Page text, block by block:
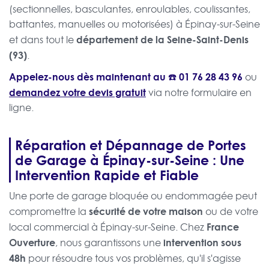
(sectionnelles, basculantes, enroulables, coulissantes,
battantes, manuelles ou motorisées) à Épinay-sur-Seine
et dans tout ledépartement de la Seine-Saint-Denis
(93).
Appelez-nous dès maintenant au ☎️01 76 28 43 96 ou
demandez votre devis gratuitvia notre formulaire en
ligne.
Réparation et Dépannage de Portes
de Garage à Épinay-sur-Seine : Une
Intervention Rapide et Fiable
Une porte de garage bloquée ou endommagée peut
compromettre la sécurité de votre maison ou de votre
local commercial à Épinay-sur-Seine. Chez France
Ouverture, nous garantissons uneintervention sous
48h pour résoudre tous vos problèmes, qu'il s'agisse